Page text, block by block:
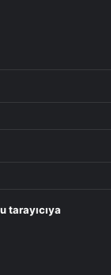
tarayıcıya